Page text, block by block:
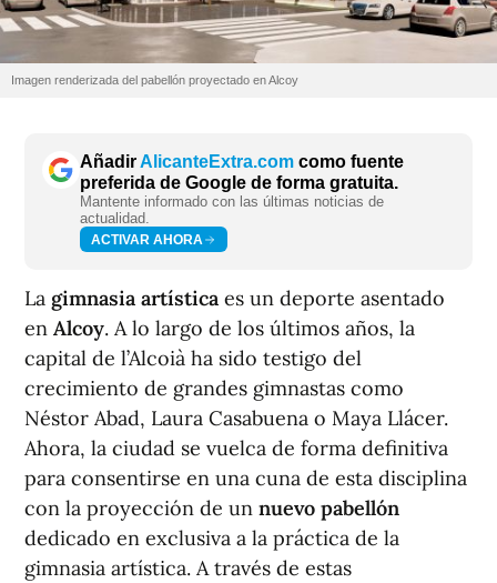
Imagen renderizada del pabellón proyectado en Alcoy
AñadirAlicanteExtra.com como fuente
preferida de Google de forma gratuita.
Mantente informado con las últimas noticias de
actualidad.
ACTIVAR AHORA
La gimnasia artística es un deporte asentado
en Alcoy. A lo largo de los últimos años, la
capital de l’Alcoià ha sido testigo del
crecimiento de grandes gimnastas como
Néstor Abad, Laura Casabuena o Maya Llácer.
Ahora, la ciudad se vuelca de forma definitiva
para consentirse en una cuna de esta disciplina
con la proyección de un nuevo pabellón
dedicado en exclusiva a la práctica de la
gimnasia artística. A través de estas